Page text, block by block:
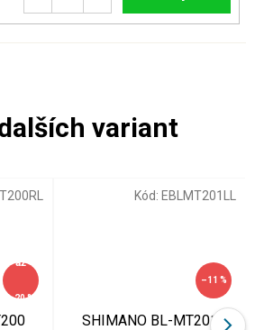
až
–20 %
–11 %
SHIMANO BL-MT201
Kód: EBLMT201LL